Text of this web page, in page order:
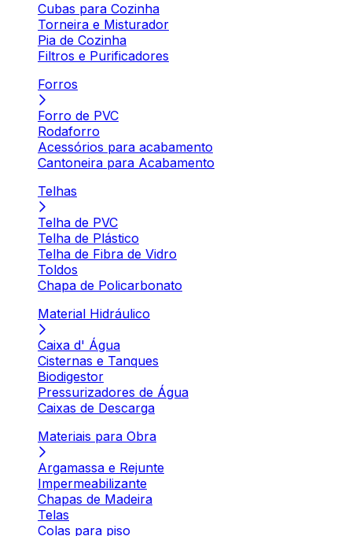
Cubas para Cozinha
Torneira e Misturador
Pia de Cozinha
Filtros e Purificadores
Forros
Forro de PVC
Rodaforro
Acessórios para acabamento
Cantoneira para Acabamento
Telhas
Telha de PVC
Telha de Plástico
Telha de Fibra de Vidro
Toldos
Chapa de Policarbonato
Material Hidráulico
Caixa d' Água
Cisternas e Tanques
Biodigestor
Pressurizadores de Água
Caixas de Descarga
Materiais para Obra
Argamassa e Rejunte
Impermeabilizante
Chapas de Madeira
Telas
Colas para piso